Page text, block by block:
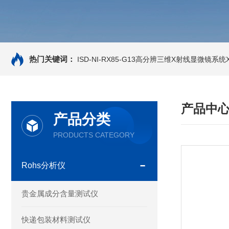
热门关键词： ISD-NI-RX85-G13高分辨三维X射线显微镜系统
产品分类
PRODUCTS CATEGORY
Rohs分析仪
贵金属成分含量测试仪
快递包装材料测试仪
产品中